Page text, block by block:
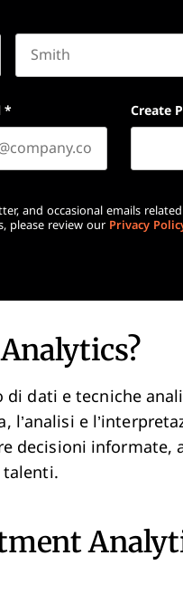
* Create
and occasional emails
please review our Privacy
di dati e tecniche
l’analisi e
informate,
talenti.